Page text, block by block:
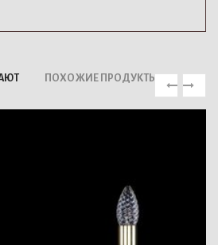
ПОХОЖИЕ ПРОДУКТЫ